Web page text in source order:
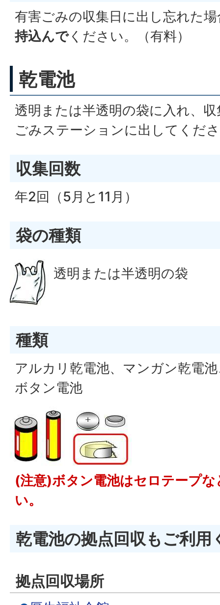
有害ごみの収集日に出し忘れた
持込んでください。（有料）
乾電池
透明または半透明の袋に入れ、
ごみステーションに出してくだ
収集回数
年2回（5月と11月）
袋の種類
透明または半透明の袋
種類
アルカリ乾電池、マンガン乾電
ボタン電池
(注意)ボタン電池はセロテープ
い。
乾電池の拠点回収もご利用
拠点回収場所